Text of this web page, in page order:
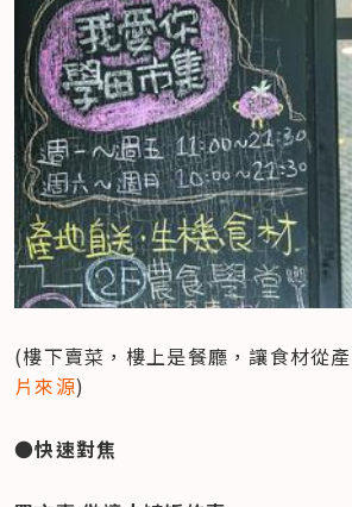
(樓下賣菜，樓上是餐廳，讓食材從
片來源)
●快速對焦